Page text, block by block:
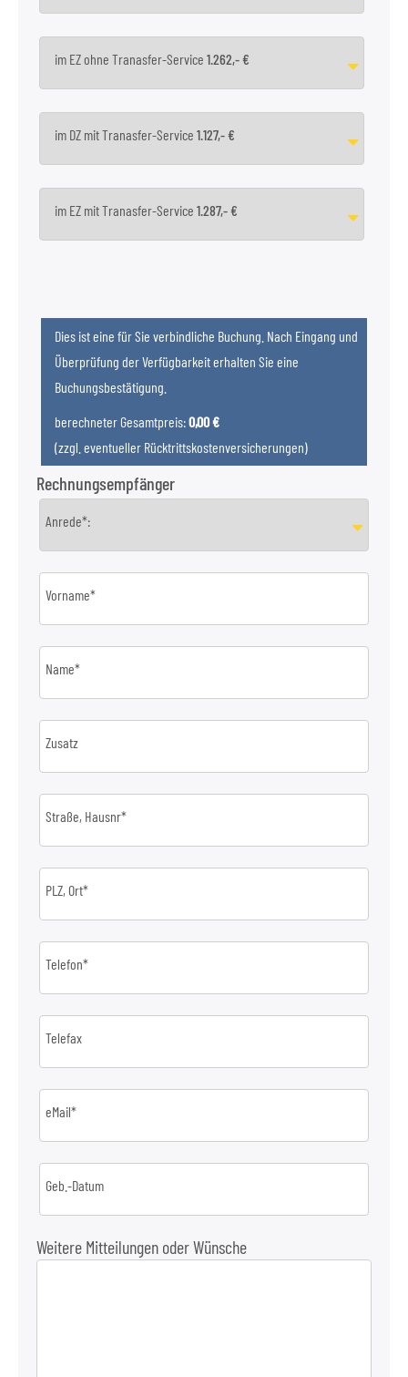
im EZ ohne Tranasfer-Service 1.262,- €
im DZ mit Tranasfer-Service 1.127,- €
im EZ mit Tranasfer-Service 1.287,- €
Dies ist eine für Sie verbindliche Buchung. Nach Eingang und
Überprüfung der Verfügbarkeit erhalten Sie eine
Buchungsbestätigung.
berechneter Gesamtpreis:0,00 €
(zzgl. eventueller Rücktrittskostenversicherungen)
Rechnungsempfänger
Anrede*:
Vorname*
Name*
Zusatz
Straße, Hausnr*
PLZ, Ort*
Telefon*
Telefax
eMail*
Geb.-Datum
Weitere Mitteilungen oder Wünsche